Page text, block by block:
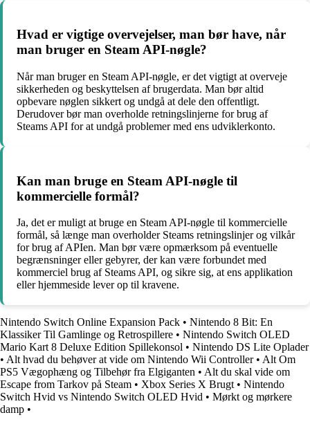
Hvad er vigtige overvejelser, man bør have, når
man bruger en Steam API-nøgle?
Når man bruger en Steam API-nøgle, er det vigtigt at overveje
sikkerheden og beskyttelsen af brugerdata. Man bør altid
opbevare nøglen sikkert og undgå at dele den offentligt.
Derudover bør man overholde retningslinjerne for brug af
Steams API for at undgå problemer med ens udviklerkonto.
Kan man bruge en Steam API-nøgle til
kommercielle formål?
Ja, det er muligt at bruge en Steam API-nøgle til kommercielle
formål, så længe man overholder Steams retningslinjer og vilkår
for brug af APIen. Man bør være opmærksom på eventuelle
begrænsninger eller gebyrer, der kan være forbundet med
kommerciel brug af Steams API, og sikre sig, at ens applikation
eller hjemmeside lever op til kravene.
Nintendo Switch Online Expansion Pack • Nintendo 8 Bit: En
Klassiker Til Gamlinge og Retrospillere • Nintendo Switch OLED
Mario Kart 8 Deluxe Edition Spillekonsol • Nintendo DS Lite Oplader
• Alt hvad du behøver at vide om Nintendo Wii Controller• Alt Om
PS5 Vægophæng og Tilbehør fra Elgiganten • Alt du skal vide om
Escape from Tarkov på Steam • Xbox Series X Brugt• Nintendo
Switch Hvid vs Nintendo Switch OLED Hvid • Mørkt og mørkere
damp •